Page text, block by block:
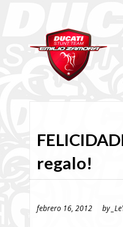
regalo!
febrero 16, 2012 by